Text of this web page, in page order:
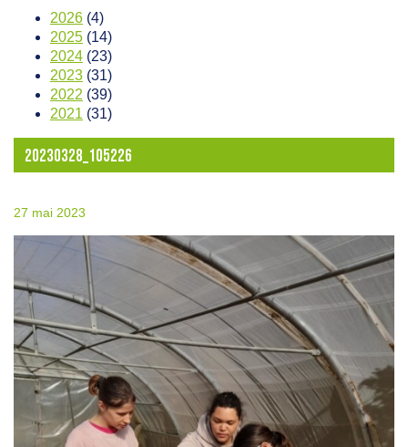
2026 (4)
2025 (14)
2024 (23)
2023 (31)
2022 (39)
2021 (31)
20230328_105226
27 mai 2023